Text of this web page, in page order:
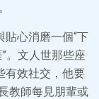
心消磨一個“下
。文人世那些座
有效社交，他要
教師每見朋輩或